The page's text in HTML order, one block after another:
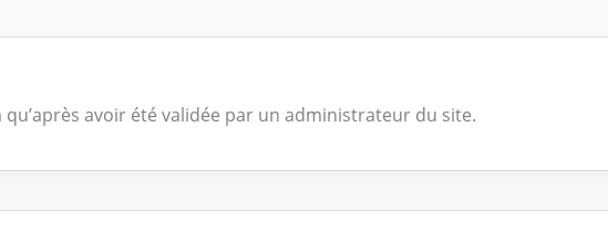
avoir été validée par un administrateur du site.